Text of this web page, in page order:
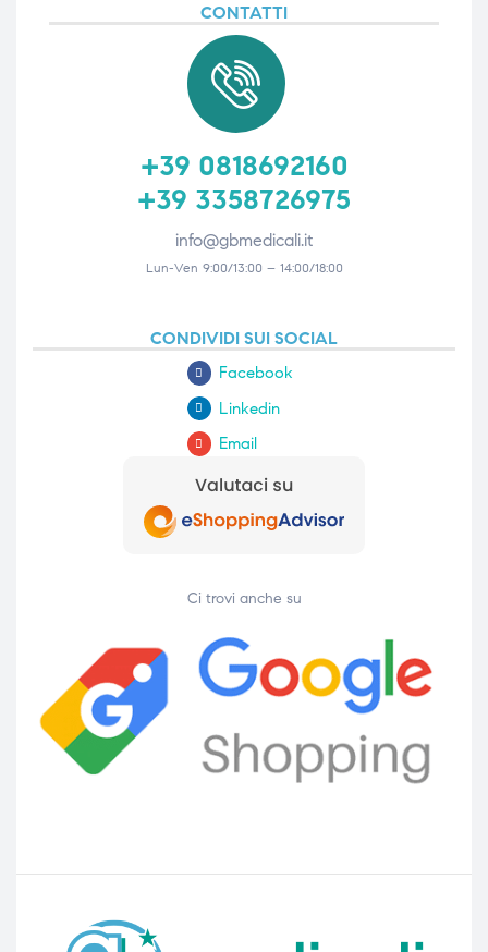
CONTATTI
+39 0818692160
+39 3358726975
info@gbmedicali.it
Lun-Ven 9:00/13:00 – 14:00/18:00
CONDIVIDI SUI SOCIAL
Facebook
Linkedin
Email
Ci trovi anche su